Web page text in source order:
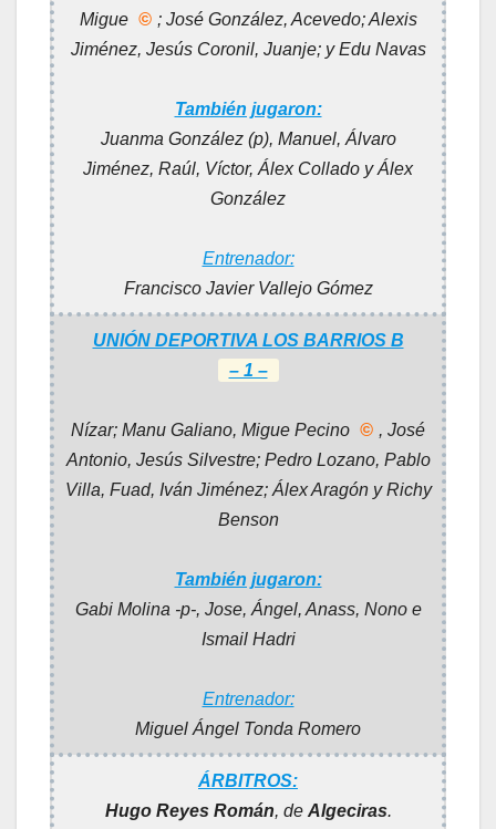
Migue © ; José González, Acevedo; Alexis
Jiménez, Jesús Coronil, Juanje; y Edu Navas
También jugaron:
Juanma González (p), Manuel, Álvaro
Jiménez, Raúl, Víctor, Álex Collado y Álex
González
Entrenador:
Francisco Javier Vallejo Gómez
UNIÓN DEPORTIVA LOS BARRIOS B
– 1 –
Nízar; Manu Galiano, Migue Pecino © , José
Antonio, Jesús Silvestre; Pedro Lozano, Pablo
Villa, Fuad, Iván Jiménez; Álex Aragón y Richy
Benson
También jugaron:
Gabi Molina -p-, Jose, Ángel, Anass, Nono e
Ismail Hadri
Entrenador:
Miguel Ángel Tonda Romero
ÁRBITROS:
Hugo Reyes Román, de Algeciras.